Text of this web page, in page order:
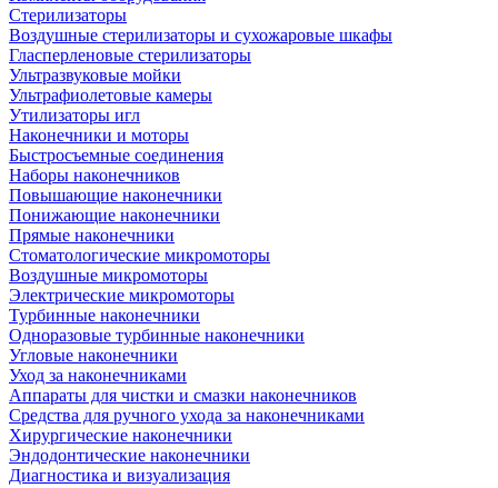
Стерилизаторы
Воздушные стерилизаторы и сухожаровые шкафы
Гласперленовые стерилизаторы
Ультразвуковые мойки
Ультрафиолетовые камеры
Утилизаторы игл
Наконечники и моторы
Быстросъемные соединения
Наборы наконечников
Повышающие наконечники
Понижающие наконечники
Прямые наконечники
Стоматологические микромоторы
Воздушные микромоторы
Электрические микромоторы
Турбинные наконечники
Одноразовые турбинные наконечники
Угловые наконечники
Уход за наконечниками
Аппараты для чистки и смазки наконечников
Средства для ручного ухода за наконечниками
Хирургические наконечники
Эндодонтические наконечники
Диагностика и визуализация